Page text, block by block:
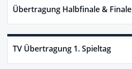
Übertragung Halbfinale & Finale
TV Übertragung 1. Spieltag